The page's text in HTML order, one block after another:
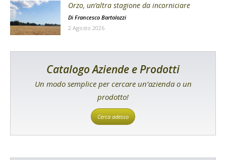
Orzo, un’altra stagione da incorniciare
Di Francesco Bartolozzi
2 Agosto 2026
Catalogo Aziende e Prodotti
Un modo semplice per cercare un’azienda o un
prodotto!
Cerca adesso